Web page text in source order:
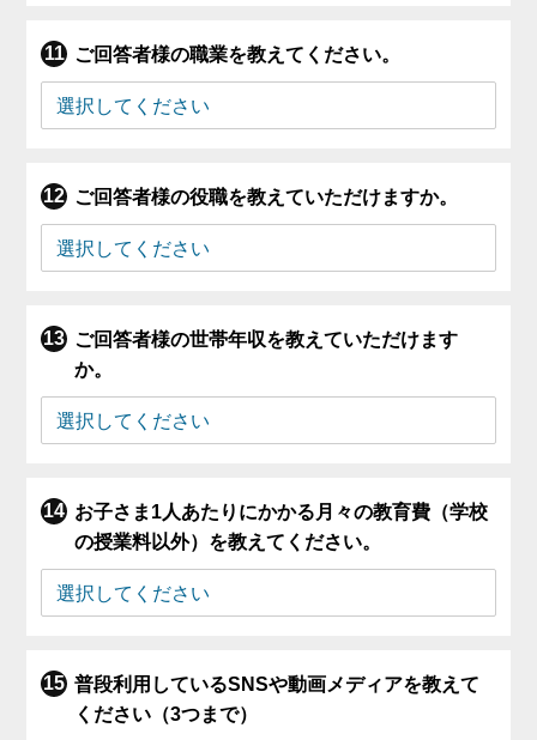
ご回答者様の職業を教えてください。
ご回答者様の役職を教えていただけますか。
ご回答者様の世帯年収を教えていただけます
か。
お子さま1人あたりにかかる月々の教育費（学校
の授業料以外）を教えてください。
普段利用しているSNSや動画メディアを教えて
ください（3つまで）